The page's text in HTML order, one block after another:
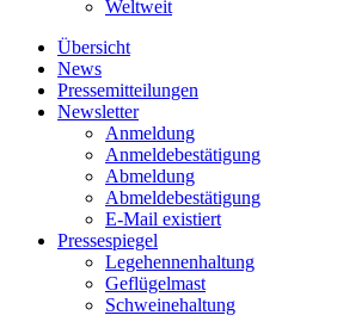
Weltweit
Übersicht
News
Pressemitteilungen
Newsletter
Anmeldung
Anmeldebestätigung
Abmeldung
Abmeldebestätigung
E-Mail existiert
Pressespiegel
Legehennenhaltung
Geflügelmast
Schweinehaltung